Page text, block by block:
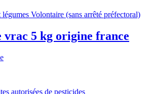
légumes Volontaire (sans arrêté préfectoral)
vrac 5 kg origine france
autorisées de pesticides